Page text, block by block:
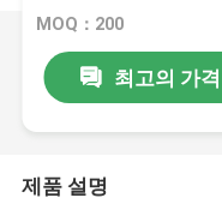
51mm
MOQ：200
최고의 가격
제품 설명